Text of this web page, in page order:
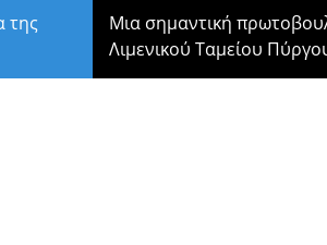
της
Μια σημαντική
Λιμενικού Ταμείου